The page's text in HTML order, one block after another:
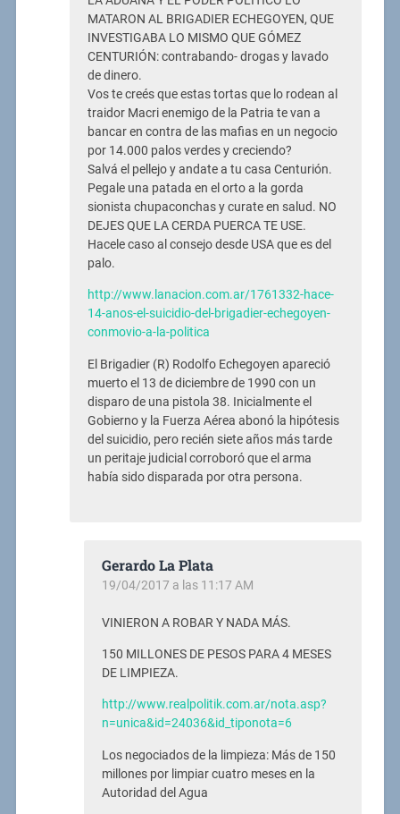
MATARON AL BRIGADIER ECHEGOYEN, QUE
INVESTIGABA LO MISMO QUE GÓMEZ
CENTURIÓN: contrabando- drogas y lavado
de dinero.
Vos te creés que estas tortas que lo rodean al
traidor Macri enemigo de la Patria te van a
bancar en contra de las mafias en un negocio
por 14.000 palos verdes y creciendo?
Salvá el pellejo y andate a tu casa Centurión.
Pegale una patada en el orto a la gorda
sionista chupaconchas y curate en salud. NO
DEJES QUE LA CERDA PUERCA TE USE.
Hacele caso al consejo desde USA que es del
palo.
http://www.lanacion.com.ar/1761332-hace-
14-anos-el-suicidio-del-brigadier-echegoyen-
conmovio-a-la-politica
El Brigadier (R) Rodolfo Echegoyen apareció
muerto el 13 de diciembre de 1990 con un
disparo de una pistola 38. Inicialmente el
Gobierno y la Fuerza Aérea abonó la hipótesis
del suicidio, pero recién siete años más tarde
un peritaje judicial corroboró que el arma
había sido disparada por otra persona.
Gerardo La Plata
19/04/2017 a las 11:17 AM
VINIERON A ROBAR Y NADA MÁS.
150 MILLONES DE PESOS PARA 4 MESES
DE LIMPIEZA.
http://www.realpolitik.com.ar/nota.asp?
n=unica&id=24036&id_tiponota=6
Los negociados de la limpieza: Más de 150
millones por limpiar cuatro meses en la
Autoridad del Agua